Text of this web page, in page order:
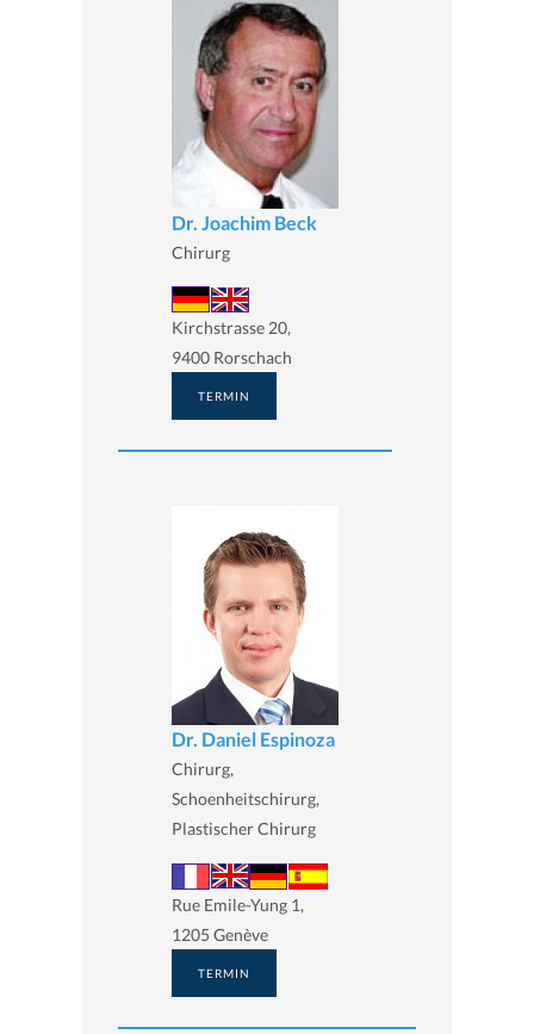
Dr. Joachim Beck
Chirurg
Kirchstrasse 20,
9400 Rorschach
TERMIN
Dr. Daniel Espinoza
Chirurg,
Schoenheitschirurg,
Plastischer Chirurg
Rue Emile-Yung 1,
1205 Genève
TERMIN